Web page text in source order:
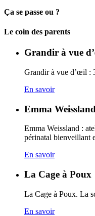
Ça se passe ou ?
Carto
Le coin des parents
Grandir à vue
Grandir à vue d’œil :
En savoir
Emma
Emma Weissland :
périnatal bienveillant
En savoir
La Cage à Poux
La Cage à Poux. La
En savoir